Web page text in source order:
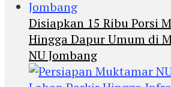
Disiapkan 15 Ribu Porsi
Hingga Dapur Umum di
NU Jombang